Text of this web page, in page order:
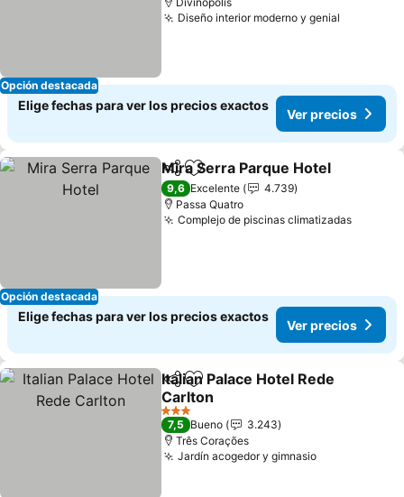
Opción destacada
Diseño interior moderno y genial
Elige fechas para ver los precios exactos
Ver precios
Opción destacada
CompartirAgregar a favoritos
Mira Serra Parque Hotel
9,6 Excelente
4.739
Passa Quatro
Complejo de piscinas climatizadasVer
Elige fechas para ver los precios exactos
Ver precios
CompartirAgregar a favoritos
Italian Palace Hotel Rede
Carlton
Ver precios
3 Estrellas
7,5 Bueno
3.243
Três Corações
Jardín acogedor y gimnasioVer precios